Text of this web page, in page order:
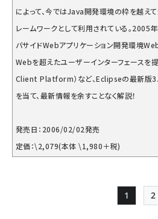
によって、今ではJava開発環境の枠を越え
レームワークとして利用されている。2005
バサイドWebアプリケーション開発環境
Webを超えたユーザーインターフェースを
Client Platform）など、Eclipseの最新版
を当て、最新情報を余すことなく解説！
発売日：2006/02/02発売
定価：\2,079(本体 \1,980＋税)
Page
1 2